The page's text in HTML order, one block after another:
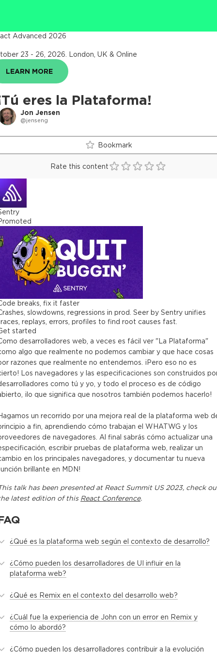
eres la Plataforma!
Jon Jensen
@jenseng
Advanced 2026
23 - 26, 2026 London, UK & Online
LEARN MORE
Bookmark
Rate this content
breaks, fix it faster
slowdowns, regressions in prod. Seer by Sentry unifies
replays, errors, profiles to find root causes fast.
started
desarrolladores web, a veces es fácil ver "La Plataforma"
algo que realmente no podemos cambiar y que hace cosas
razones que realmente no entendemos. ¡Pero eso no es
Los navegadores y las especificaciones son construidos
como tú y yo, y todo el proceso es de código
¡lo que significa que nosotros también podemos hacerlo!
un recorrido por una mejora real de la plataforma web
a fin, aprendiendo cómo trabajan el WHATWG y los
de navegadores. Al final sabrás cómo actualizar una
escribir pruebas de plataforma web, realizar un
en los principales navegadores, y documentar tu nueva
brillante en MDN!
talkhas been presented at React Summit US 2023, check
latest edition of this React Conference.
¿Qué es la plataforma web según el contexto de desarrollo?
¿Cómo pueden los desarrolladores de UI influir en la
plataforma web?
¿Qué es Remix en el contexto del desarrollo web?
¿Cuál fue la experiencia de John con un error en Remix y
cómo lo abordó?
¿Cómo pueden los desarrolladores contribuir a la evolución